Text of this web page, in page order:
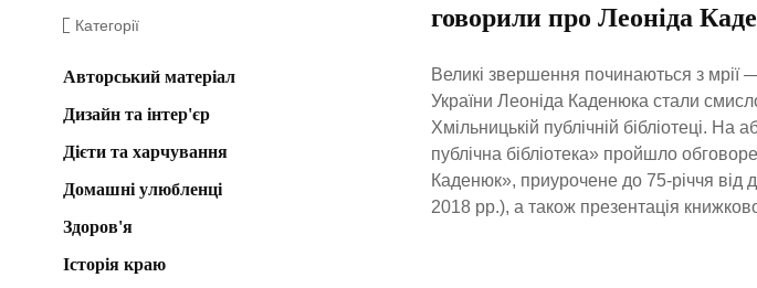
говорили про Леоніда
Великі звершення починаються з мрії
України Леоніда Каденюка стали
Хмільницькій публічній бібліотеці.
публічна бібліотека» пройшло
Каденюк», приурочене до 75-річчя від
2018 рр.), а також презентація
Категорії
Авторський матеріал
Дизайн та інтер'єр
Дієти та харчування
Домашні улюбленці
Здоров'я
Історія краю